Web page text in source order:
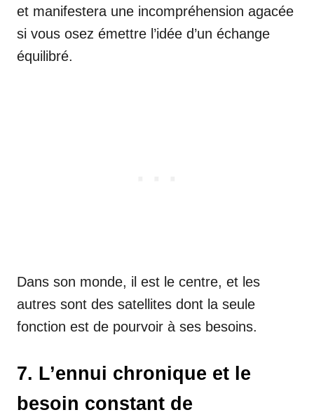
et manifestera une incompréhension agacée
si vous osez émettre l’idée d’un échange
équilibré.
Dans son monde, il est le centre, et les
autres sont des satellites dont la seule
fonction est de pourvoir à ses besoins.
7. L’ennui chronique et le
besoin constant de